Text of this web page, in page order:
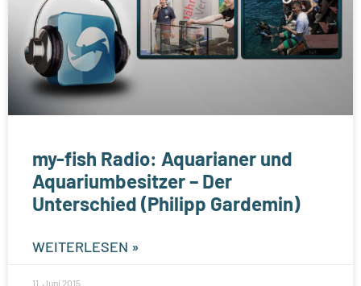
my-fish Radio: Aquarianer und
Aquariumbesitzer – Der
Unterschied (Philipp Gardemin)
WEITERLESEN »
11. Juni 2015